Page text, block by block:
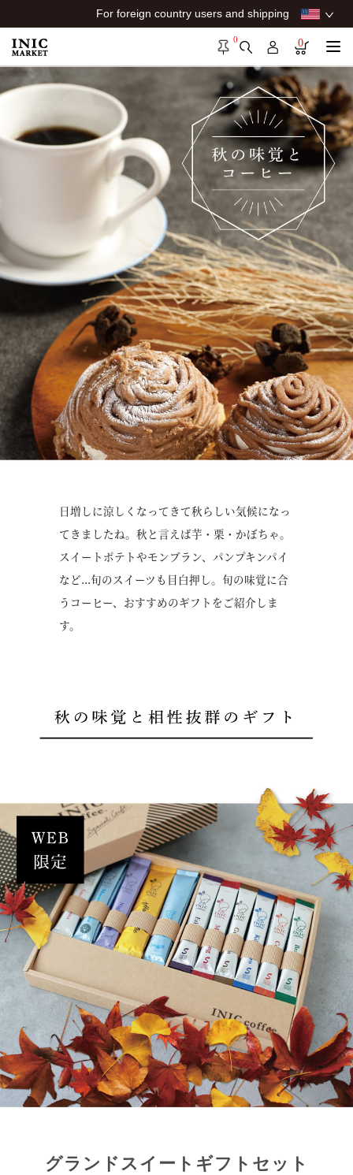
For foreign country users and shipping
0 0
日増しに涼しくなってきて秋らしい気候になっ
てきましたね。秋と言えば芋・栗・かぼちゃ。
スイートポテトやモンブラン、パンプキンパイ
など...旬のスイーツも目白押し。旬の味覚に合
うコーヒー、おすすめのギフトをご紹介しま
す。
グランドスイートギフトセット